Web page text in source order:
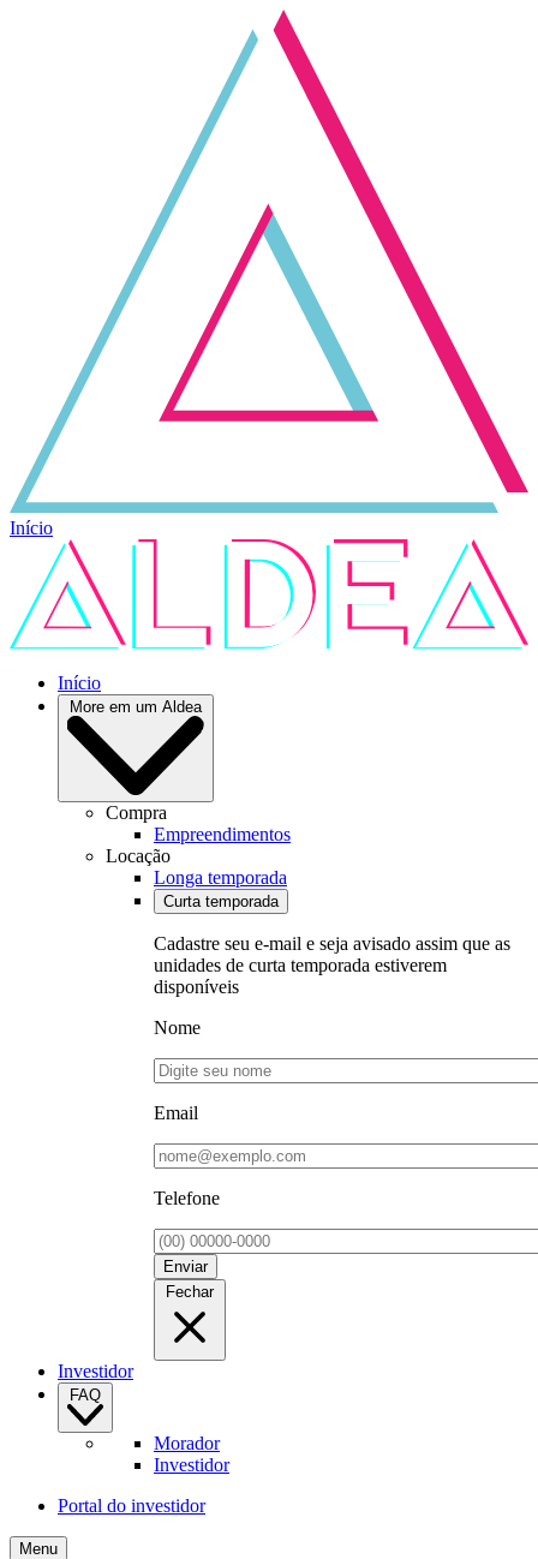
Início
Início
More em um Aldea
Compra
Empreendimentos
Locação
Longa temporada
Curta temporada
Cadastre seu e-mail e seja avisado assim que as
unidades de curta temporada estiverem
disponíveis
Nome
Email
Telefone
Enviar
Fechar
Investidor
FAQ
Morador
Investidor
Portal do investidor
Menu